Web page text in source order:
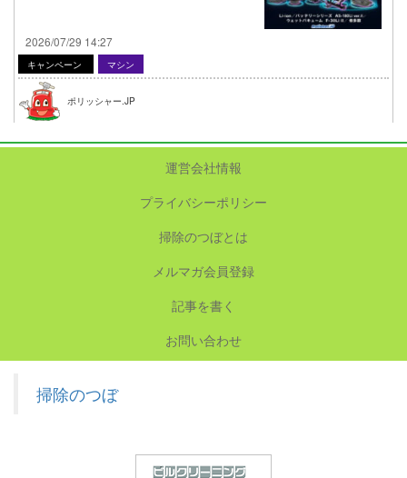
2026/07/29 14:27
キャンペーン マシン
ポリッシャー.JP
運営会社情報
プライバシーポリシー
掃除のつぼとは
メルマガ会員登録
記事を書く
お問い合わせ
掃除のつぼ